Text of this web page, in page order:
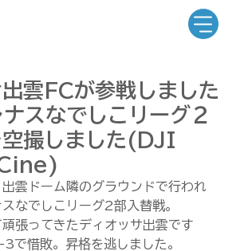
雲FCが参戦しました
スなでしこリーグ２
空撮しました(DJI
雲ドーム隣のグラウンドで行われ
なでしこリーグ2部入替戦。
張ってきたディオッサ出雲です
で惜敗。昇格を逃しました。